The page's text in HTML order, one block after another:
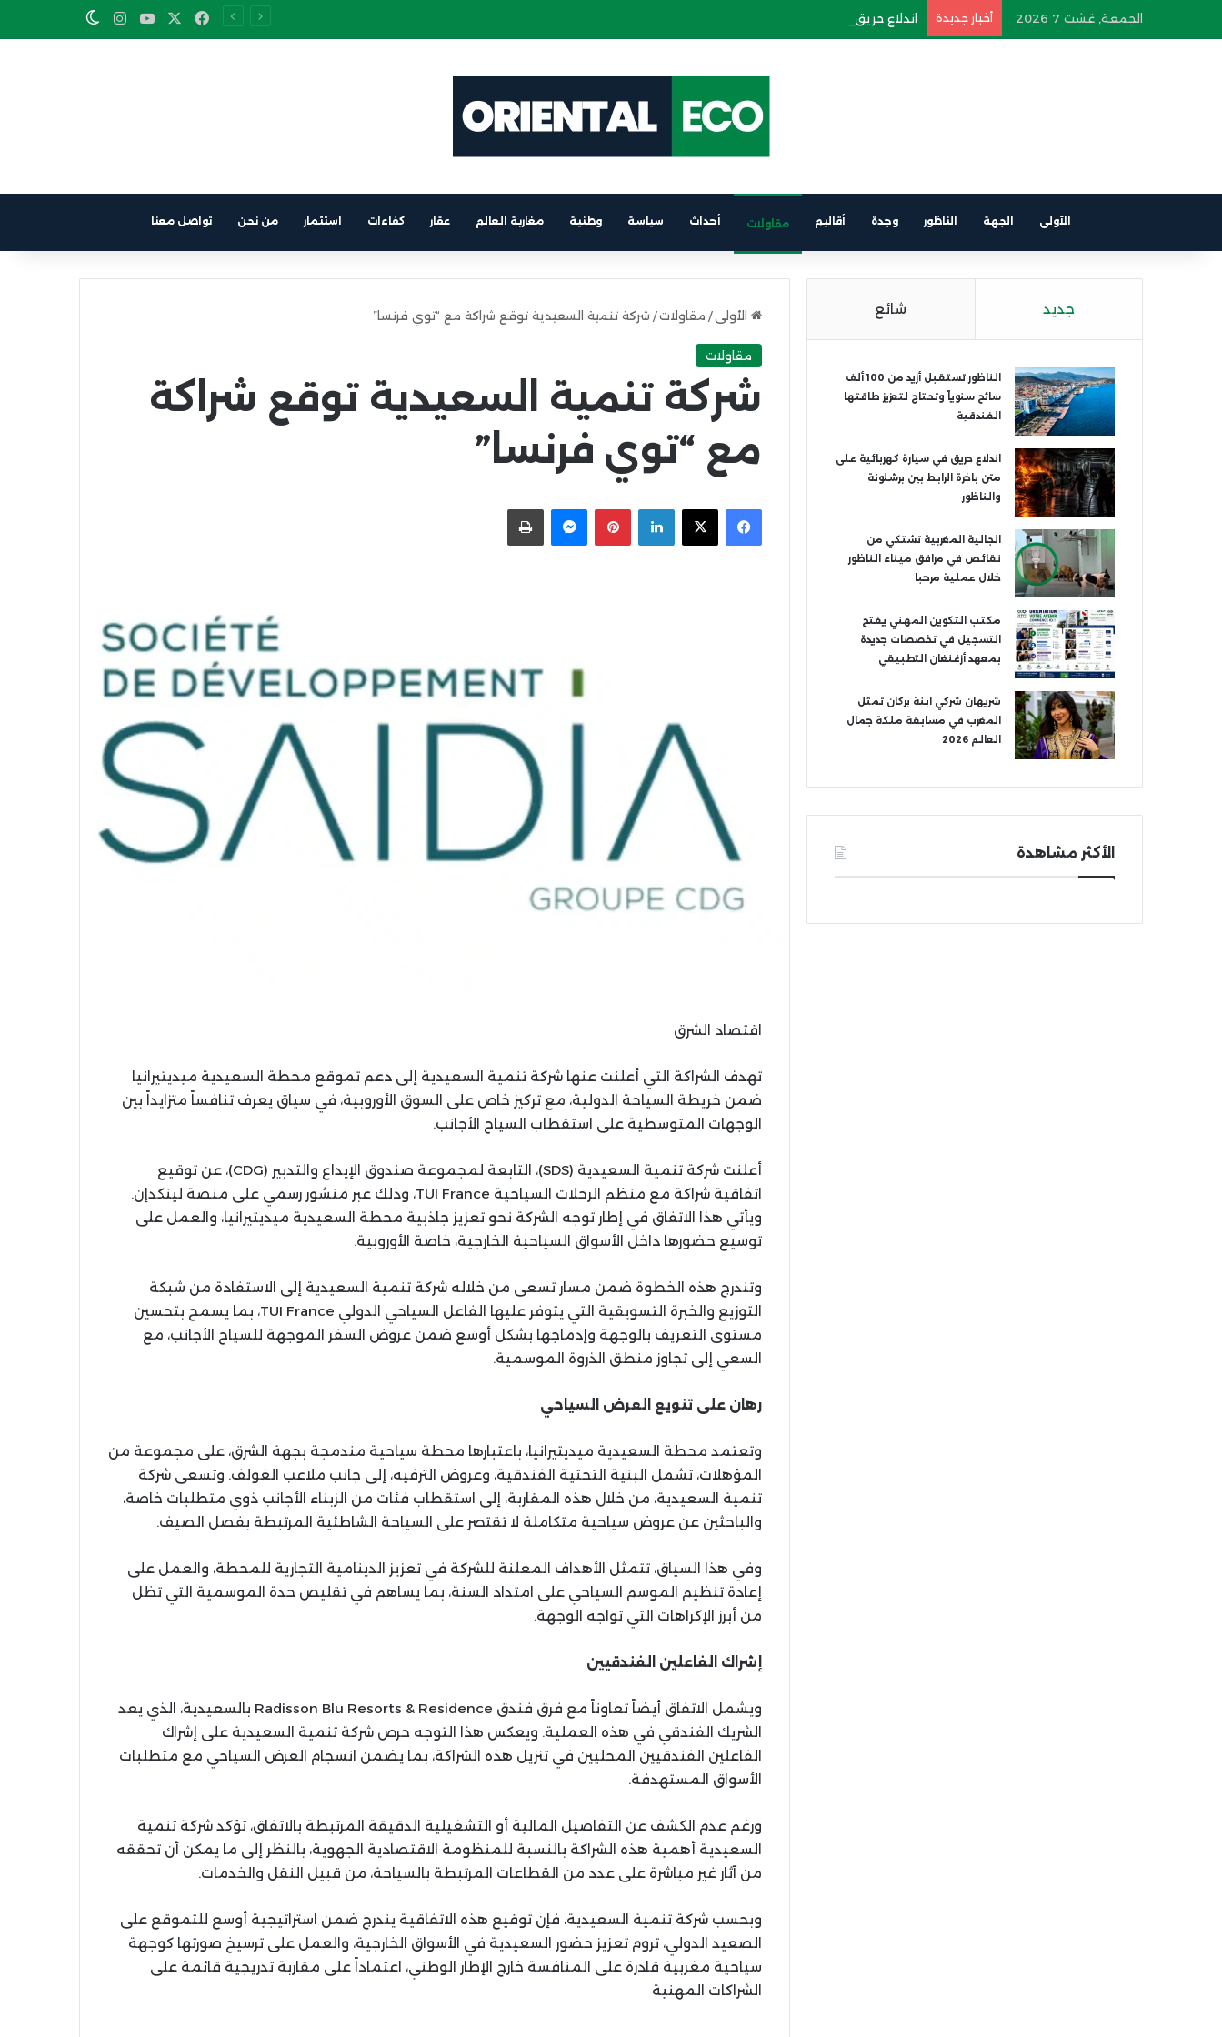
الجمعة, غشت 7 2026 أخبار جديدة اندلاع حريق في سيارة كهربائية على متن باخرة الرابط بين برشلونة والناظور Facebook
YouTube
Instagram
Switch skin
الأولى الجهة الناظور وجدة أقاليم مقاولات أحداث سياسة وطنية مغاربة العالم عقار كفاءات استثمار من نحن تواصل معنا
الأولى / مقاولات/ شركة تنمية السعيدية توقع شراكة مع “توي فرنسا”
مقاولات
شركة تنمية السعيدية توقع شراكة
مع “توي فرنسا”
Facebook
X
LinkedIn
Pinterest
Messengerاطبعها
اقتصاد الشرق
تهدف الشراكة التي أعلنت عنها شركة تنمية السعيدية إلى دعم تموقع محطة السعيدية ميديتيرانيا
ضمن خريطة السياحة الدولية، مع تركيز خاص على السوق الأوروبية، في سياق يعرف تنافساً متزايداً بين
الوجهات المتوسطية على استقطاب السياح الأجانب.
أعلنت شركة تنمية السعيدية (SDS)، التابعة لمجموعة صندوق الإيداع والتدبير (CDG)، عن توقيع
اتفاقية شراكة مع منظم الرحلات السياحية TUI France، وذلك عبر منشور رسمي على منصة لينكدإن.
ويأتي هذا الاتفاق في إطار توجه الشركة نحو تعزيز جاذبية محطة السعيدية ميديتيرانيا، والعمل على
توسيع حضورها داخل الأسواق السياحية الخارجية، خاصة الأوروبية.
وتندرج هذه الخطوة ضمن مسار تسعى من خلاله شركة تنمية السعيدية إلى الاستفادة من شبكة
التوزيع والخبرة التسويقية التي يتوفر عليها الفاعل السياحي الدولي TUI France، بما يسمح بتحسين
مستوى التعريف بالوجهة وإدماجها بشكل أوسع ضمن عروض السفر الموجهة للسياح الأجانب، مع
السعي إلى تجاوز منطق الذروة الموسمية.
رهان على تنويع العرض السياحي
وتعتمد محطة السعيدية ميديتيرانيا، باعتبارها محطة سياحية مندمجة بجهة الشرق، على مجموعة من
المؤهلات، تشمل البنية التحتية الفندقية، وعروض الترفيه، إلى جانب ملاعب الغولف. وتسعى شركة
تنمية السعيدية، من خلال هذه المقاربة، إلى استقطاب فئات من الزبناء الأجانب ذوي متطلبات خاصة،
والباحثين عن عروض سياحية متكاملة لا تقتصر على السياحة الشاطئية المرتبطة بفصل الصيف.
وفي هذا السياق، تتمثل الأهداف المعلنة للشركة في تعزيز الدينامية التجارية للمحطة، والعمل على
إعادة تنظيم الموسم السياحي على امتداد السنة، بما يساهم في تقليص حدة الموسمية التي تظل
من أبرز الإكراهات التي تواجه الوجهة.
إشراك الفاعلين الفندقيين
ويشمل الاتفاق أيضاً تعاوناً مع فرق فندق Radisson Blu Resorts & Residence بالسعيدية، الذي يعد
الشريك الفندقي في هذه العملية. ويعكس هذا التوجه حرص شركة تنمية السعيدية على إشراك
الفاعلين الفندقيين المحليين في تنزيل هذه الشراكة، بما يضمن انسجام العرض السياحي مع متطلبات
الأسواق المستهدفة.
ورغم عدم الكشف عن التفاصيل المالية أو التشغيلية الدقيقة المرتبطة بالاتفاق، تؤكد شركة تنمية
السعيدية أهمية هذه الشراكة بالنسبة للمنظومة الاقتصادية الجهوية، بالنظر إلى ما يمكن أن تحققه
من آثار غير مباشرة على عدد من القطاعات المرتبطة بالسياحة، من قبيل النقل والخدمات.
وبحسب شركة تنمية السعيدية، فإن توقيع هذه الاتفاقية يندرج ضمن استراتيجية أوسع للتموقع على
الصعيد الدولي، تروم تعزيز حضور السعيدية في الأسواق الخارجية، والعمل على ترسيخ صورتها كوجهة
سياحية مغربية قادرة على المنافسة خارج الإطار الوطني، اعتماداً على مقاربة تدريجية قائمة على
الشراكات المهنية
جديد شائع
الناظور تستقبل أزيد من 100 ألف
سائح سنوياً وتحتاج لتعزيز طاقتها
الفندقية
اندلاع حريق في سيارة كهربائية على
متن باخرة الرابط بين برشلونة
والناظور
الجالية المغربية تشتكي من
نقائص في مرافق ميناء الناظور
خلال عملية مرحبا
مكتب التكوين المهني يفتح
التسجيل في تخصصات جديدة
بمعهد أزغنغان التطبيقي
شريهان شركي ابنة بركان تمثل
المغرب في مسابقة ملكة جمال
العالم 2026
الأكثر مشاهدة